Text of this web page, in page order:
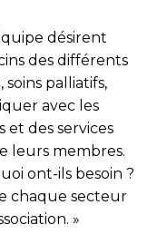
désirent
des différents
palliatifs,
avec les
et des services
leurs membres.
ont-ils besoin ?
chaque secteur
»